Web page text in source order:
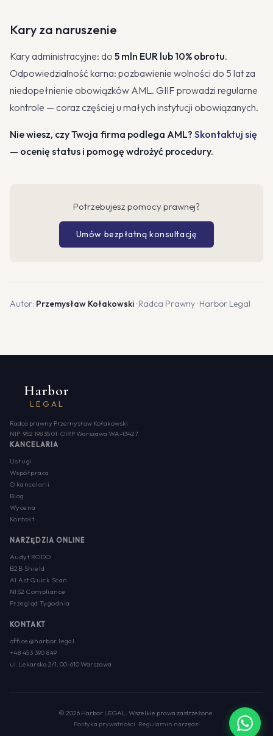
Kary za naruszenie
Kary administracyjne: do 5 mln EUR lub 10% obrotu.
Odpowiedzialność karna: pozbawienie wolności do 5 lat za
niedopełnienie obowiązków AML. GIIF prowadzi regularne
kontrole — coraz częściej u małych instytucji obowiązanych.
Nie wiesz, czy Twoja firma podlega AML? Skontaktuj się
— ocenię status i pomogę wdrożyć procedury.
Potrzebujesz pomocy prawnej?
Umów bezpłatną konsultację
Autor: Przemysław Kołakowski· Radca Prawny · Harbor Legal
LEGAL
Harbor
Radca prawny Przemysław Kołakowski
NIP: 952 198 35 01 · OIRP Warszawa WA-13427
KANCELARIA
Usługi
Współpraca
O kancelarii
Blog
Wycena
Kontakt
NARZĘDZIA ONLINE
Audyt RODO
B2B Shield
AI Act Quick Scan
NIS2 Compliance
Przegląd Tygodnia
KONTAKT
office@harbor.legal
+48 453 390 849
ul. Lekarska 2/1, 00-610 Warszawa
© 2026 Harbor LEGAL. Wszelkie prawa zastrzeżone.
Polityka prywatności · Regulamin narzędzi